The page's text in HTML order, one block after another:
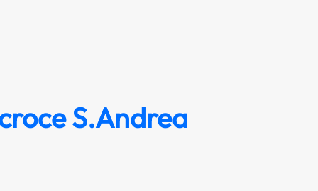
S.Andrea